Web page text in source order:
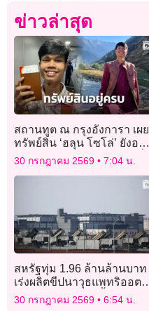
ข่าวล่าสุด
สถานทูต ณ กรุงอังการา เผย
ทรัพย์สิน ‘ฮลุน โซโล่’ ยังอยู่
ครบ เร่งประสานจอร์เจียคลี่
ทุกข้อสงสัย
30 กรกฎาคม 2569 7:04 น.
สหรัฐทุ่ม 1.96 ล้านล้านบาท
เร่งผลิตขีปนาวุธแพทริออต
รับมือสงครามยืดเยื้อ
30 กรกฎาคม 2569 6:54 น.